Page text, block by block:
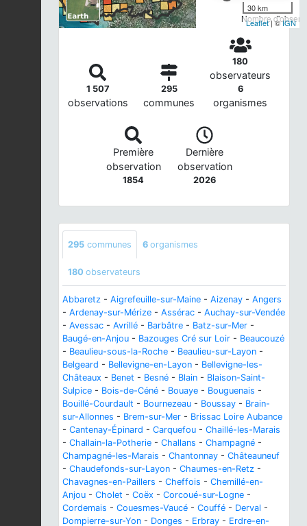
Nombre
30 km
Leaflet| ©IGN
1 507
observations
295
communes
180
observateurs
6
organismes
Première
observation
1854
Dernière
observation
2026
295 communes 6 organismes
180 observateurs
Abbaretz - Aigrefeuille-sur-Maine - Aizenay - Angers
- Ardenay-sur-Mérize - Assérac - Auchay-sur-Vendée
- Avessac - Avrillé - Barbâtre - Batz-sur-Mer -
Baugé-en-Anjou - Bazouges Cré sur Loir - Beaucouzé
- Beaulieu-sous-la-Roche - Beaulieu-sur-Layon -
Belgeard - Bellevigne-en-Layon - Bellevigne-les-
Châteaux - Benet - Besné - Blain - Blaison-Saint-
Sulpice - Bois-de-Céné - Bouaye - Bouguenais -
Bouillé-Courdault - Bournezeau - Boussay - Brain-
sur-Allonnes - Brem-sur-Mer - Brissac Loire Aubance
- Cantenay-Épinard - Carquefou - Chaillé-les-Marais
- Challain-la-Potherie - Challans - Champagné -
Champagné-les-Marais - Chantonnay - Châteauneuf
- Chaudefonds-sur-Layon - Chaumes-en-Retz -
Chavagnes-en-Paillers - Cheffois - Chemillé-en-
Anjou - Cholet - Coëx - Corcoué-sur-Logne -
Cordemais - Couesmes-Vaucé - Couffé - Derval -
Dompierre-sur-Yon - Donges - Erbray - Erdre-en-